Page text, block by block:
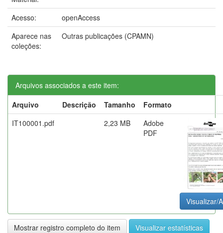
Acesso:
openAccess
Aparece nas
coleções:
Outras publicações (CPAMN)
Arquivos associados a este item:
Arquivo
Descrição Tamanho
Formato
IT100001.pdf
2,23 MB
Adobe
PDF
Visualizar/
Mostrar registro completo do item Visualizar estatísticas